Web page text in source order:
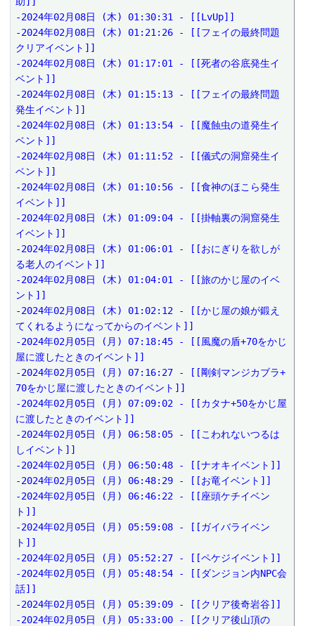
-2024年02月08日 (木) 01:30:31 - [[LvUp]]
-2024年02月08日 (木) 01:21:26 - [[フェイの最終問題
クリアイベント]]
-2024年02月08日 (木) 01:17:01 - [[死者の谷底発生イ
ベント]]
-2024年02月08日 (木) 01:15:13 - [[フェイの最終問題
発生イベント]]
-2024年02月08日 (木) 01:13:54 - [[魔蝕虫の道発生イ
ベント]]
-2024年02月08日 (木) 01:11:52 - [[儀式の洞窟発生イ
ベント]]
-2024年02月08日 (木) 01:10:56 - [[食神のほこら発生
イベント]]
-2024年02月08日 (木) 01:09:04 - [[掛軸裏の洞窟発生
イベント]]
-2024年02月08日 (木) 01:06:01 - [[おにぎりを欲しが
る老人のイベント]]
-2024年02月08日 (木) 01:04:01 - [[旅のかじ屋のイベ
ント]]
-2024年02月08日 (木) 01:02:12 - [[かじ屋の娘が鍛え
てくれるようになってからのイベント]]
-2024年02月05日 (月) 07:18:45 - [[風魔の盾+70をかじ
屋に渡したときのイベント]]
-2024年02月05日 (月) 07:16:27 - [[剛剣マンジカブラ+
70をかじ屋に渡したときのイベント]]
-2024年02月05日 (月) 07:09:02 - [[カタナ+50をかじ屋
に渡したときのイベント]]
-2024年02月05日 (月) 06:58:05 - [[こわれないつるは
しイベント]]
-2024年02月05日 (月) 06:50:48 - [[ナオキイベント]]
-2024年02月05日 (月) 06:48:29 - [[お竜イベント]]
-2024年02月05日 (月) 06:46:22 - [[座頭ケチイベン
ト]]
-2024年02月05日 (月) 05:59:08 - [[ガイバライベン
ト]]
-2024年02月05日 (月) 05:52:27 - [[ペケジイベント]]
-2024年02月05日 (月) 05:48:54 - [[ダンジョン内NPC会
話]]
-2024年02月05日 (月) 05:39:09 - [[クリア後奇岩谷]]
-2024年02月05日 (月) 05:33:00 - [[クリア後山頂の